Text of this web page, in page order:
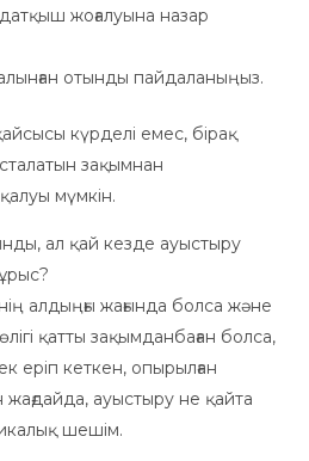
жоғалуына назар
отынды пайдаланыңыз.
күрделі емес, бірақ
зақымнан
мүмкін.
ал қай кезде ауыстыру
алдыңғы жағында болса және
қатты зақымданбаған болса,
еріп кеткен, опырылған
жағдайда, ауыстыру не қайта
шешім.